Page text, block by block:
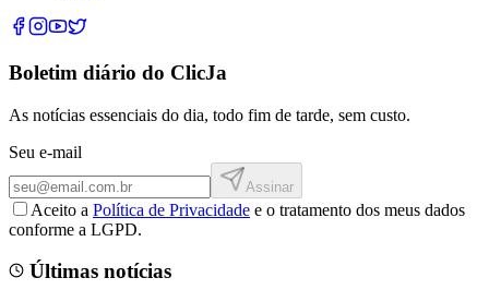
Boletim diário do ClicJa
As notícias essenciais do dia, todo fim de tarde, sem custo.
Seu e-mail
Assinar
Aceito a Política de Privacidade e o tratamento dos meus dados
conforme a LGPD.
Últimas notícias